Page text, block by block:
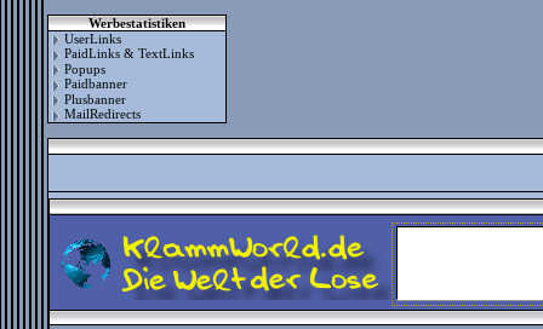
Werbestatistiken
UserLinks
PaidLinks & TextLinks
Popups
Paidbanner
Plusbanner
MailRedirects